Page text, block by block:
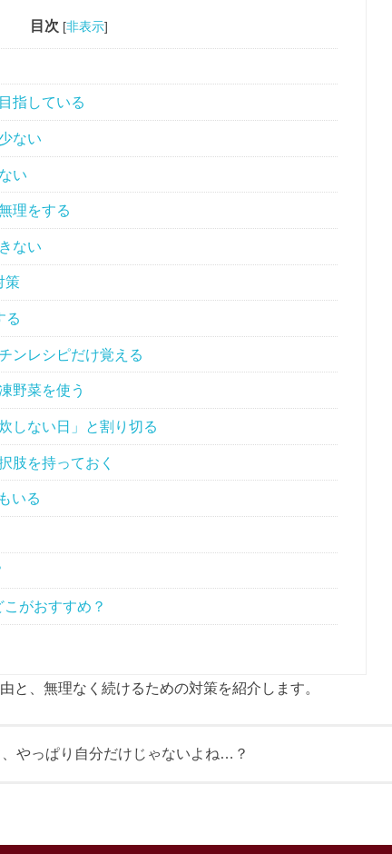
目次 [非表示]
指している
ない
い
理をする
ない
策
る
ンレシピだけ覚える
野菜を使う
しない日」と割り切る
肢を持っておく
いる
がおすすめ？
と、無理なく続けるための対策を紹介します。
やっぱり自分だけじゃないよね…？